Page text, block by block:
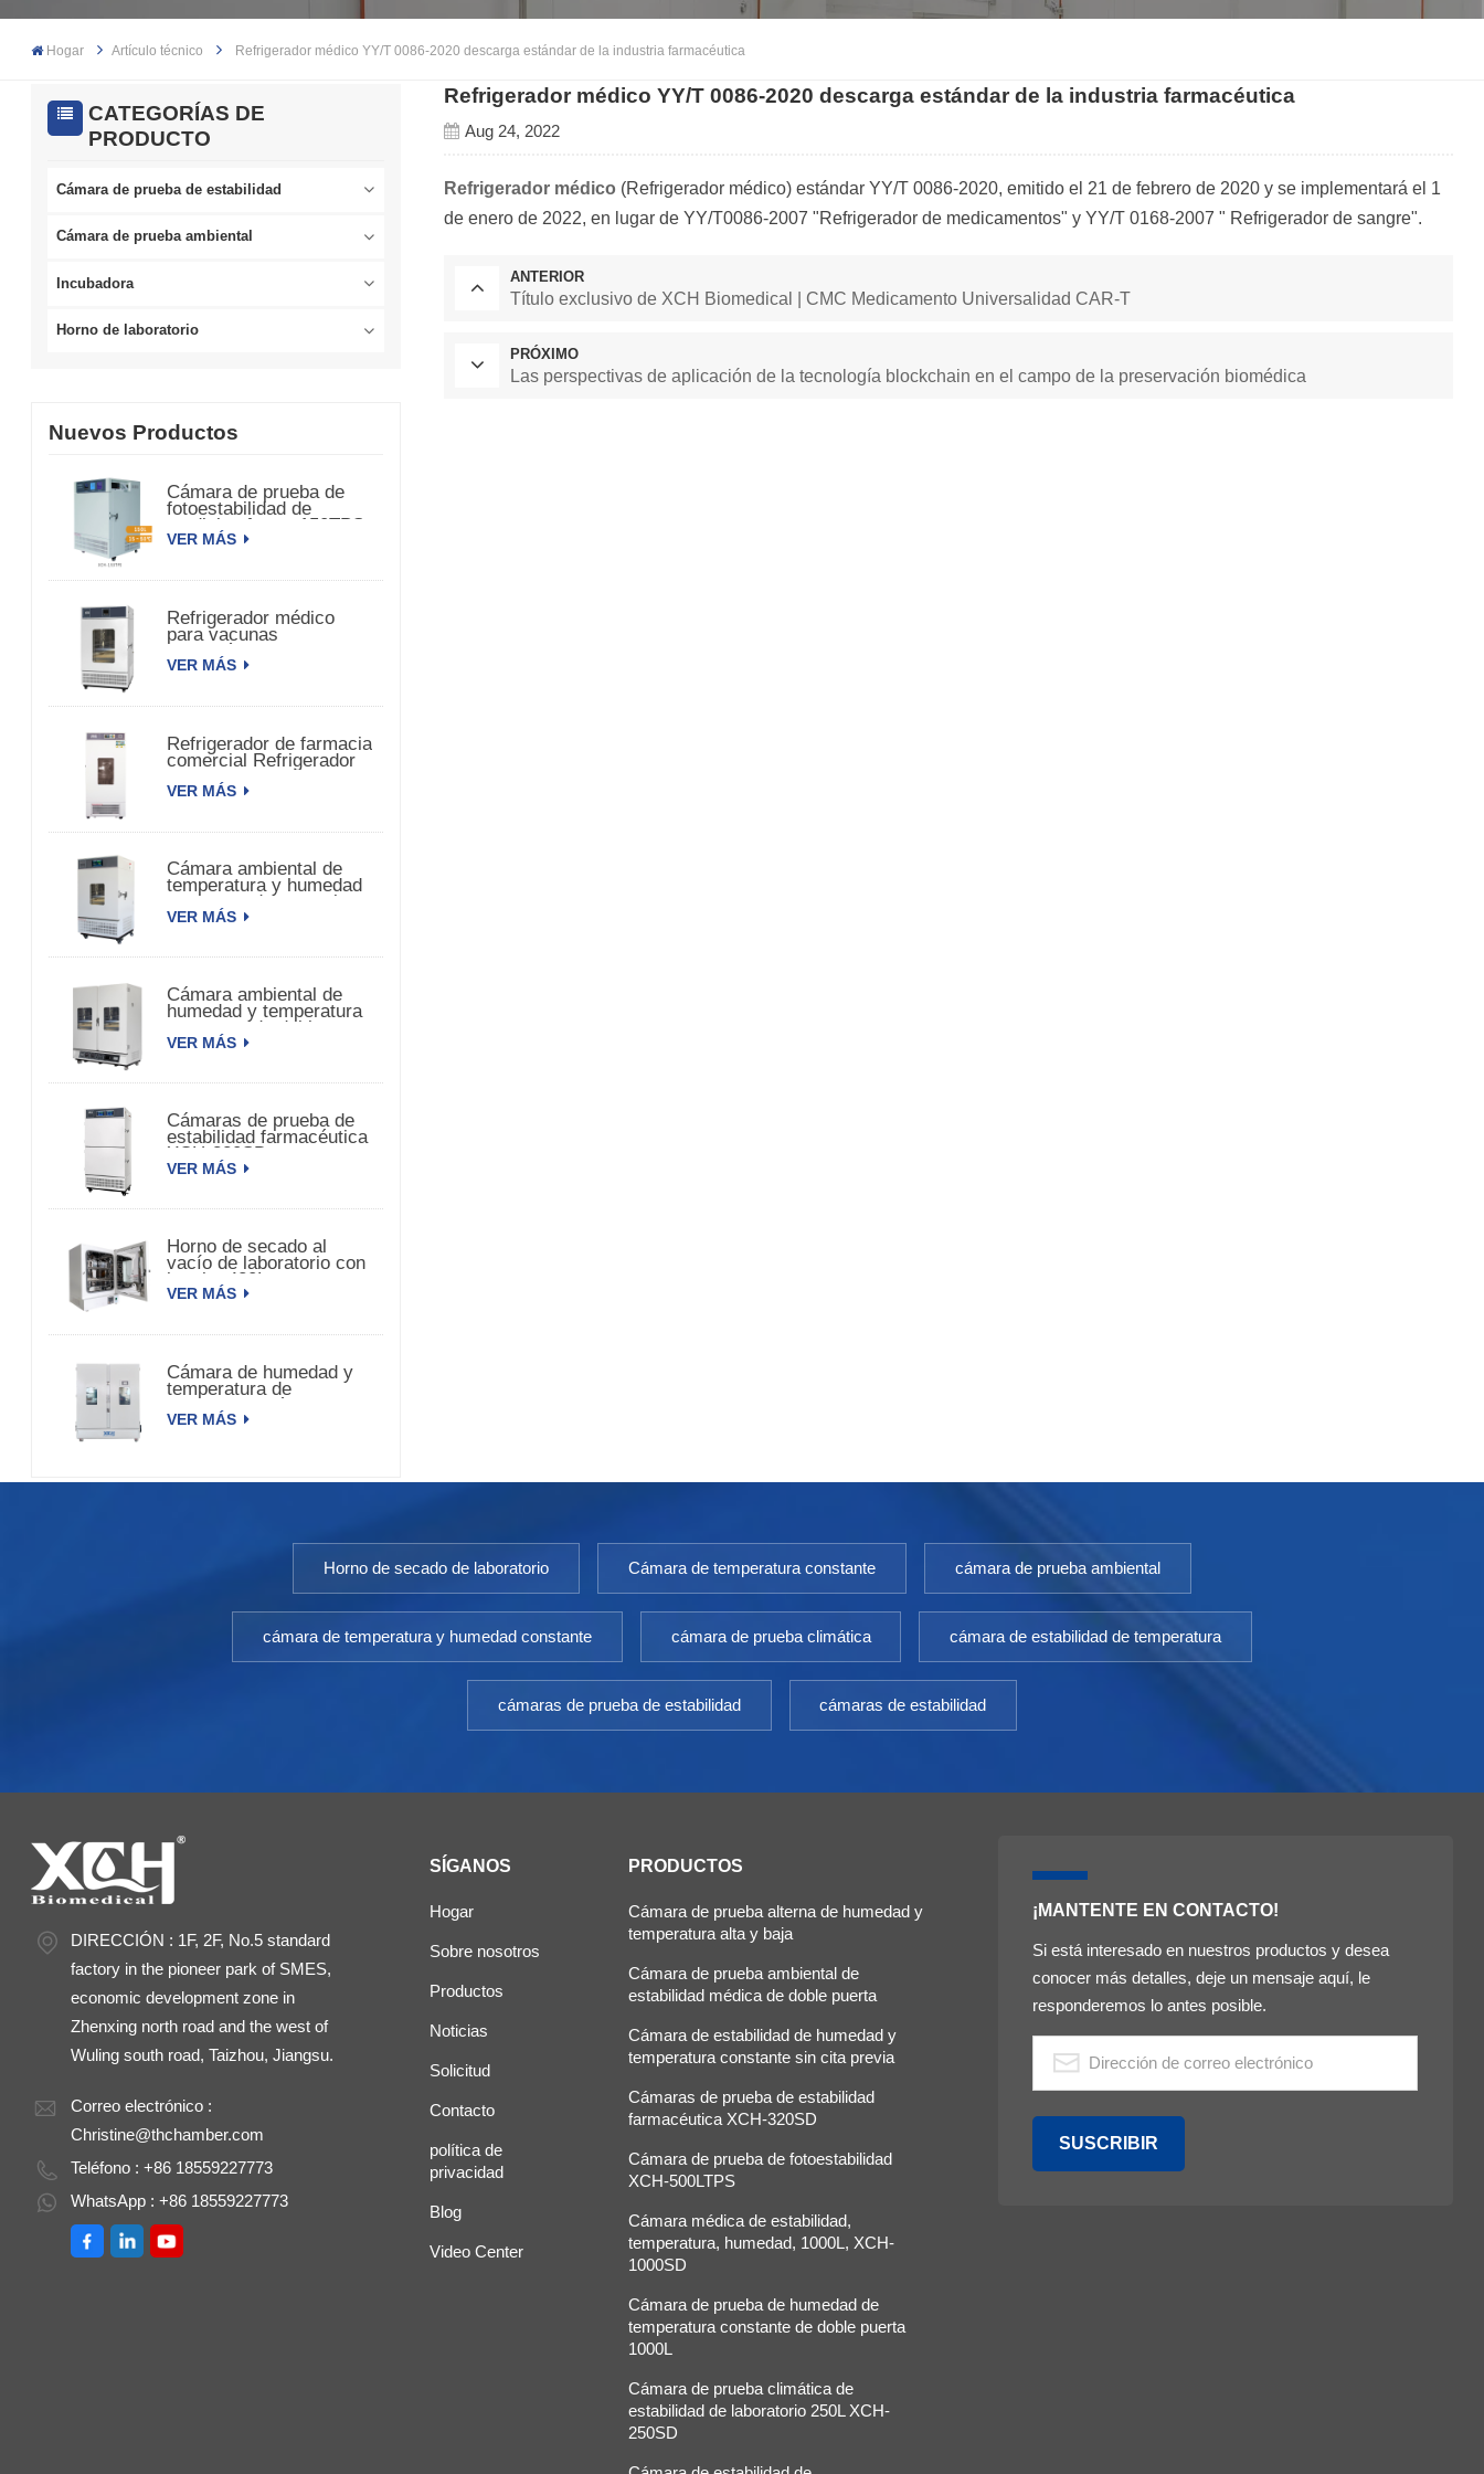
Melayu
Indonesia
Hogar Artículo técnico Refrigerador médico YY/T 0086-2020 descarga estándar de la industria farmacéutica
CATEGORÍAS DE
PRODUCTO
Cámara de prueba de estabilidad
Cámara de prueba ambiental
Incubadora
Horno de laboratorio
Nuevos Productos
Cámara de prueba de
fotoestabilidad de
medicina fuerte 150TPS
VER MÁS
Refrigerador médico
para vacunas
farmacéuticas
biomédicas
VER MÁS
Refrigerador de farmacia
comercial Refrigerador
farmacéuticas
VER MÁS
Cámara ambiental de
temperatura y humedad
constante de una sola
puerta.
VER MÁS
Cámara ambiental de
humedad y temperatura
constante de doble
puerta
VER MÁS
Cámaras de prueba de
estabilidad farmacéutica
XCH-320SD
VER MÁS
Horno de secado al
vacío de laboratorio con
bomba 420L
VER MÁS
Cámara de humedad y
temperatura de
estabilidad médica
3000L XCH-3000SD
VER MÁS
Refrigerador médico YY/T 0086-2020 descarga estándar de la industria farmacéutica
Aug 24, 2022
Refrigerador médico (Refrigerador médico) estándar YY/T 0086-2020, emitido el 21 de febrero de 2020 y se implementará el 1
de enero de 2022, en lugar de YY/T0086-2007 "Refrigerador de medicamentos" y YY/T 0168-2007 " Refrigerador de sangre".
ANTERIOR
Título exclusivo de XCH Biomedical | CMC Medicamento Universalidad CAR-T
PRÓXIMO
Las perspectivas de aplicación de la tecnología blockchain en el campo de la preservación biomédica
Horno de secado de laboratorio Cámara de temperatura constante cámara de prueba ambiental
cámara de temperatura y humedad constante cámara de prueba climática cámara de estabilidad de temperatura
cámaras de prueba de estabilidad cámaras de estabilidad
DIRECCIÓN : 1F, 2F, No.5 standard
factory in the pioneer park of SMES,
economic development zone in
Zhenxing north road and the west of
Wuling south road, Taizhou, Jiangsu.
Correo electrónico :
Christine@thchamber.com
Teléfono : +86 18559227773
WhatsApp : +86 18559227773
SÍGANOS
Hogar
Sobre nosotros
Productos
Noticias
Solicitud
Contacto
política de
privacidad
Blog
Video Center
PRODUCTOS
Cámara de prueba alterna de humedad y
temperatura alta y baja
Cámara de prueba ambiental de
estabilidad médica de doble puerta
Cámara de estabilidad de humedad y
temperatura constante sin cita previa
Cámaras de prueba de estabilidad
farmacéutica XCH-320SD
Cámara de prueba de fotoestabilidad
XCH-500LTPS
Cámara médica de estabilidad,
temperatura, humedad, 1000L, XCH-
1000SD
Cámara de prueba de humedad de
temperatura constante de doble puerta
1000L
Cámara de prueba climática de
estabilidad de laboratorio 250L XCH-
250SD
¡MANTENTE EN CONTACTO!
Si está interesado en nuestros productos y desea
conocer más detalles, deje un mensaje aquí, le
responderemos lo antes posible.